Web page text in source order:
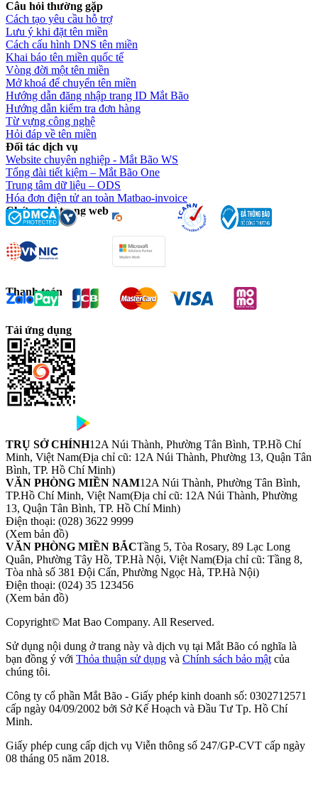
Câu hỏi thường gặp
Cách tạo yêu cầu hỗ trợ
Lưu ý khi đặt tên miền
Cách cấu hình DNS tên miền
Khai báo tên miền quốc tế
Vòng đời một tên miền
Mở khoá để chuyển tên miền
Hướng dẫn đăng nhập trang ID Mắt Bão
Hướng dẫn kiểm tra đơn hàng
Từ vựng công nghệ
Hỏi đáp về tên miền
Đối tác dịch vụ
Website chuyên nghiệp - Mắt Bão WS
Tổng đài tiết kiệm – Mắt Bão One
Trung tâm dữ liệu – ODS
Hóa đơn điện tử an toàn Matbao-invoice
Chứng chỉ trang web
Thanh toán
Tải ứng dụng
TRỤ SỞ CHÍNH12A Núi Thành, Phường Tân Bình, TP.Hồ Chí
Minh, Việt Nam(Địa chỉ cũ: 12A Núi Thành, Phường 13, Quận Tân
Bình, TP. Hồ Chí Minh)
VĂN PHÒNG MIỀN NAM12A Núi Thành, Phường Tân Bình,
TP.Hồ Chí Minh, Việt Nam(Địa chỉ cũ: 12A Núi Thành, Phường
13, Quận Tân Bình, TP. Hồ Chí Minh)
Điện thoại: (028) 3622 9999
(Xem bản đồ)
VĂN PHÒNG MIỀN BẮCTầng 5, Tòa Rosary, 89 Lạc Long
Quân, Phường Tây Hồ, TP.Hà Nội, Việt Nam(Địa chỉ cũ: Tầng 8,
Tòa nhà số 381 Đội Cấn, Phường Ngọc Hà, TP.Hà Nội)
Điện thoại: (024) 35 123456
(Xem bản đồ)
Copyright© Mat Bao Company. All Reserved.
Sử dụng nội dung ở trang này và dịch vụ tại Mắt Bão có nghĩa là
bạn đồng ý với Thỏa thuận sử dụng và Chính sách bảo mật của
chúng tôi.
Công ty cổ phần Mắt Bão - Giấy phép kinh doanh số: 0302712571
cấp ngày 04/09/2002 bởi Sở Kế Hoạch và Đầu Tư Tp. Hồ Chí
Minh.
Giấy phép cung cấp dịch vụ Viễn thông số 247/GP-CVT cấp ngày
08 tháng 05 năm 2018.